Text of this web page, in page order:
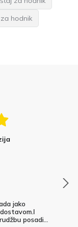
hodnik
jako
posadi...